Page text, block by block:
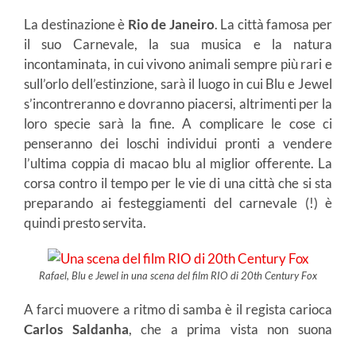
La destinazione è Rio de Janeiro. La città famosa per
il suo Carnevale, la sua musica e la natura
incontaminata, in cui vivono animali sempre più rari e
sull’orlo dell’estinzione, sarà il luogo in cui Blu e Jewel
s’incontreranno e dovranno piacersi, altrimenti per la
loro specie sarà la fine. A complicare le cose ci
penseranno dei loschi individui pronti a vendere
l’ultima coppia di macao blu al miglior offerente. La
corsa contro il tempo per le vie di una città che si sta
preparando ai festeggiamenti del carnevale (!) è
quindi presto servita.
Rafael, Blu e Jewel in una scena del film RIO di 20th Century Fox
A farci muovere a ritmo di samba è il regista carioca
Carlos Saldanha, che a prima vista non suona